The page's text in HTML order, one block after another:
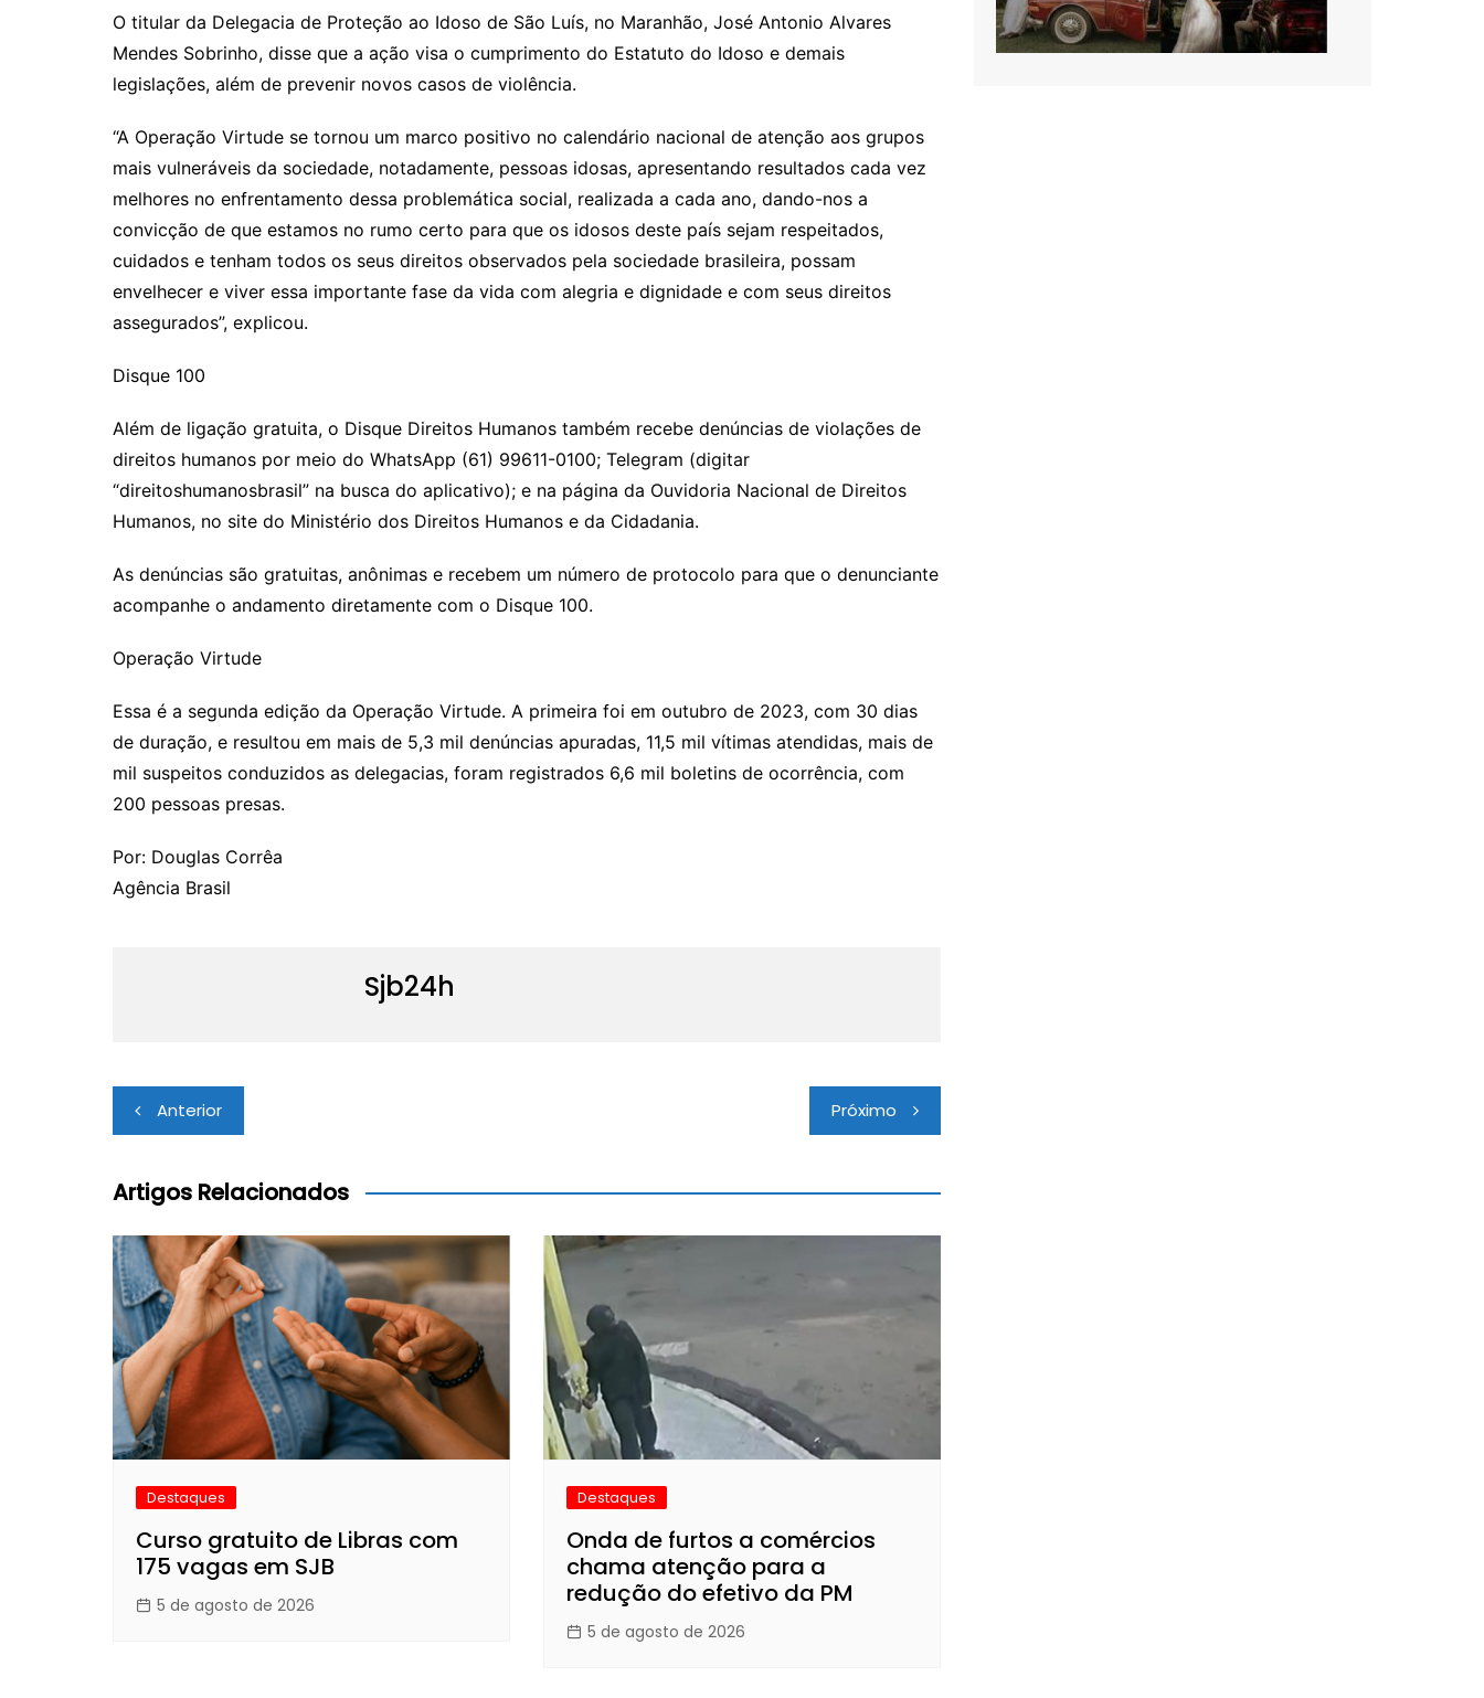
O titular da Delegacia de Proteção ao Idoso de São Luís, no Maranhão, José Antonio Alvares
Mendes Sobrinho, disse que a ação visa o cumprimento do Estatuto do Idoso e demais
legislações, além de prevenir novos casos de violência.
“A Operação Virtude se tornou um marco positivo no calendário nacional de atenção aos grupos
mais vulneráveis da sociedade, notadamente, pessoas idosas, apresentando resultados cada vez
melhores no enfrentamento dessa problemática social, realizada a cada ano, dando-nos a
convicção de que estamos no rumo certo para que os idosos deste país sejam respeitados,
cuidados e tenham todos os seus direitos observados pela sociedade brasileira, possam
envelhecer e viver essa importante fase da vida com alegria e dignidade e com seus direitos
assegurados”, explicou.
Disque 100
Além de ligação gratuita, o Disque Direitos Humanos também recebe denúncias de violações de
direitos humanos por meio do WhatsApp (61) 99611-0100; Telegram (digitar
“direitoshumanosbrasil” na busca do aplicativo); e na página da Ouvidoria Nacional de Direitos
Humanos, no site do Ministério dos Direitos Humanos e da Cidadania.
As denúncias são gratuitas, anônimas e recebem um número de protocolo para que o denunciante
acompanhe o andamento diretamente com o Disque 100.
Operação Virtude
Essa é a segunda edição da Operação Virtude. A primeira foi em outubro de 2023, com 30 dias
de duração, e resultou em mais de 5,3 mil denúncias apuradas, 11,5 mil vítimas atendidas, mais de
mil suspeitos conduzidos as delegacias, foram registrados 6,6 mil boletins de ocorrência, com
200 pessoas presas.
Por: Douglas Corrêa
Agência Brasil
Sjb24h
Navegação
de
Post
Anterior Próximo
Artigos Relacionados
Destaques
Curso gratuito de Libras com
175 vagas em SJB
5 de agosto de 2026
Destaques
Onda de furtos a comércios
chama atenção para a
redução do efetivo da PM
5 de agosto de 2026